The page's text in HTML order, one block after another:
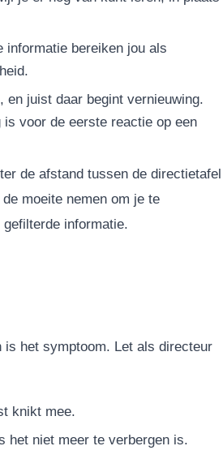
informatie bereiken jou als
en juist daar begint vernieuwing.
voor de eerste reactie op een
de afstand tussen de directietafel
moeite nemen om je te
informatie.
het symptoom. Let als directeur
knikt mee.
het niet meer te verbergen is.